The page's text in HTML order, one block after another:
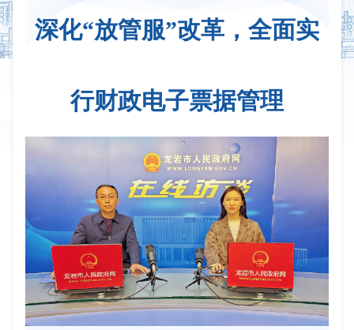
深化“放管服”改革，全面实
行财政电子票据管理